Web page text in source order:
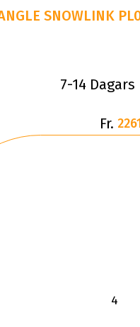
7-14
Fr.